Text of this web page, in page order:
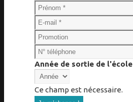
Année de sortie de l'école
Ce champ est nécessaire.